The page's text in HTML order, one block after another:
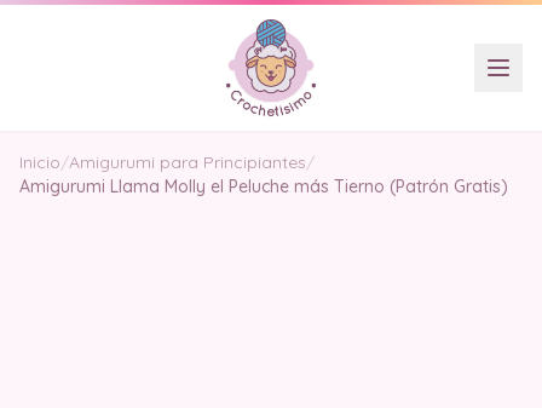
Inicio/Amigurumi para Principiantes/
Amigurumi Llama Molly el Peluche más Tierno (Patrón Gratis)